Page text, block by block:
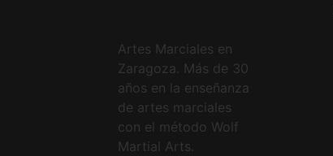
Artes Marciales en
Zaragoza. Más de 30
años en la enseñanza
de artes marciales
con el método Wolf
Martial Arts.